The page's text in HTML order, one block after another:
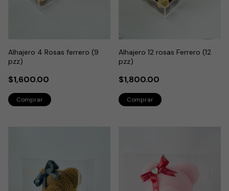
Alhajero 4 Rosas ferrero (9
pzz)
$1,600.00
Alhajero 12 rosas Ferrero (12
pzz)
$1,800.00